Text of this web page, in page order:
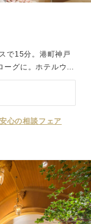
で15分。港町神戸
ーグに。ホテルウェ
おもてなし。ふたり
出します。
心の相談フェア